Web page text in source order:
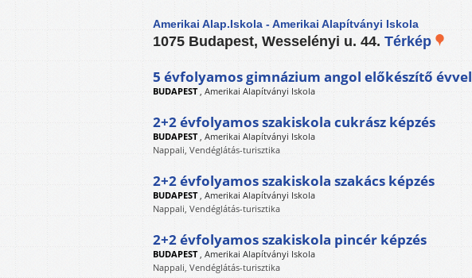
Amerikai Alap.Iskola - Amerikai Alapítványi Iskola
1075 Budapest, Wesselényi u. 44. Térkép
5 évfolyamos gimnázium angol előkészítő évvel
BUDAPEST Amerikai Alapítványi Iskola
2+2 évfolyamos szakiskola cukrász képzés
BUDAPEST Amerikai Alapítványi Iskola
Nappali, Vendéglátás-turisztika
2+2 évfolyamos szakiskola szakács képzés
BUDAPEST Amerikai Alapítványi Iskola
Nappali, Vendéglátás-turisztika
2+2 évfolyamos szakiskola pincér képzés
BUDAPEST Amerikai Alapítványi Iskola
Nappali, Vendéglátás-turisztika